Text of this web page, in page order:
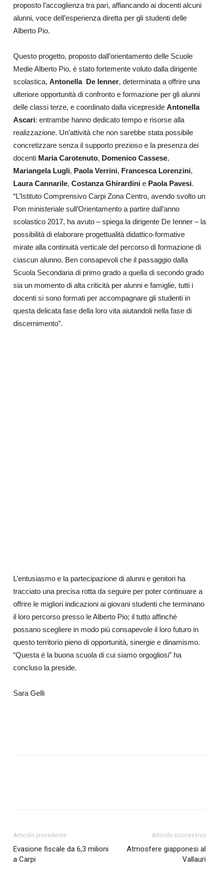
proposto l’accoglienza tra pari, affiancando ai docenti alcuni
alunni, voce dell’esperienza diretta per gli studenti delle
Alberto Pio.
Questo progetto, proposto dall’orientamento delle Scuole
Medie Alberto Pio, è stato fortemente voluto dalla dirigente
scolastica, Antonella De Ienner, determinata a offrire una
ulteriore opportunità di confronto e formazione per gli alunni
delle classi terze, e coordinato dalla vicepreside Antonella
Ascari: entrambe hanno dedicato tempo e risorse alla
realizzazione. Un’attività che non sarebbe stata possibile
concretizzare senza il supporto prezioso e la presenza dei
docenti Maria Carotenuto, Domenico Cassese,
Mariangela Lugli, Paola Verrini, Francesca Lorenzini,
Laura Cannarile, Costanza Ghirardinie Paola Pavesi.
“L’Istituto Comprensivo Carpi Zona Centro, avendo svolto un
Pon ministeriale sull’Orientamento a partire dall’anno
scolastico 2017, ha avuto – spiega la dirigente De Ienner – la
possibilità di elaborare progettualità didattico-formative
mirate alla continuità verticale del percorso di formazione di
ciascun alunno. Ben consapevoli che il passaggio dalla
Scuola Secondaria di primo grado a quella di secondo grado
sia un momento di alta criticità per alunni e famiglie, tutti i
docenti si sono formati per accompagnare gli studenti in
questa delicata fase della loro vita aiutandoli nella fase di
discernimento”.
L’entusiasmo e la partecipazione di alunni e genitori ha
tracciato una precisa rotta da seguire per poter continuare a
offrire le migliori indicazioni ai giovani studenti che terminano
il loro percorso presso le Alberto Pio; il tutto affinché
possano scegliere in modo più consapevole il loro futuro in
questo territorio pieno di opportunità, sinergie e dinamismo.
“Questa è la buona scuola di cui siamo orgogliosi” ha
concluso la preside.
Sara Gelli
Articolo precedente
Evasione fiscale da 6,3 milioni
a Carpi
Articolo successivo
Atmosfere giapponesi al
Vallauri